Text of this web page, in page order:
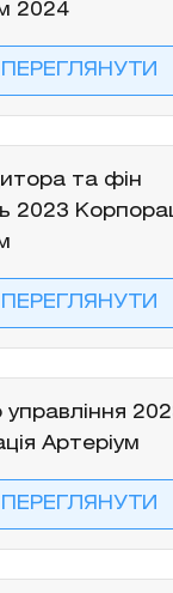
2024
ПЕРЕГЛЯНУТИ
та фін
2023
ПЕРЕГЛЯНУТИ
управління
Артеріум
ПЕРЕГЛЯНУТИ